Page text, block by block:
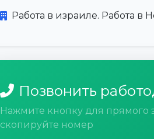
Работа в израиле. Работа в
Позвонить
Нажмите кнопку для прямого
скопируйте номер